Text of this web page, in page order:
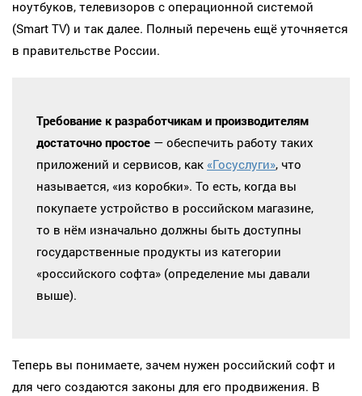
ноутбуков, телевизоров с операционной системой
(Smart TV) и так далее. Полный перечень ещё уточняется
в правительстве России.
Требование к разработчикам и производителям
достаточно простое — обеспечить работу таких
приложений и сервисов, как «Госуслуги», что
называется, «из коробки». То есть, когда вы
покупаете устройство в российском магазине,
то в нём изначально должны быть доступны
государственные продукты из категории
«российского софта» (определение мы давали
выше).
Теперь вы понимаете, зачем нужен российский софт и
для чего создаются законы для его продвижения. В